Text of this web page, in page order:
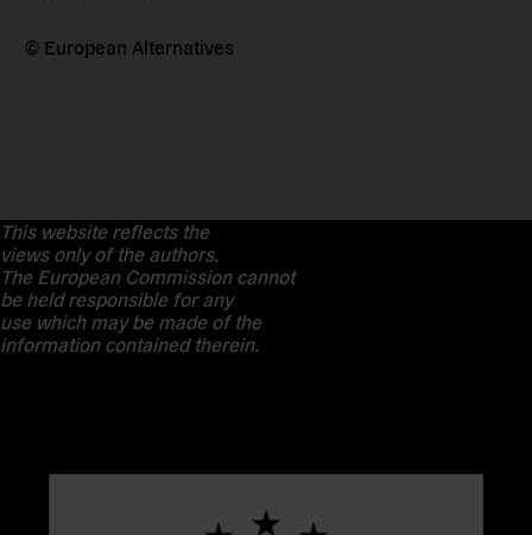
© European Alternatives
This website reflects the
views only of the authors.
The European Commission cannot
be held responsible for any
use which may be made of the
information contained therein.